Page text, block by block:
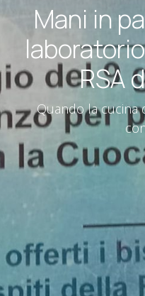
Mani in
RSA
Quando la cucina